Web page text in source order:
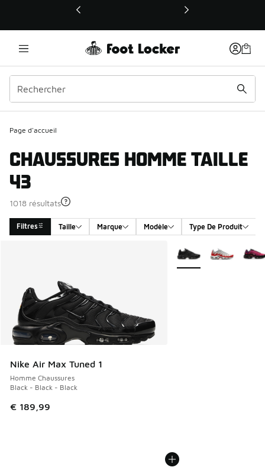
Ce lien ouvrira une nouvelle fenêtre
Page d'accueil
CHAUSSURES HOMME TAILLE
43
1018 résultats
Filtres Taille Marque Modèle Type De Produit
Nike Air Max Tuned 1
Homme Chaussures
Black - Black - Black
€ 189,99
Plus de couleurs